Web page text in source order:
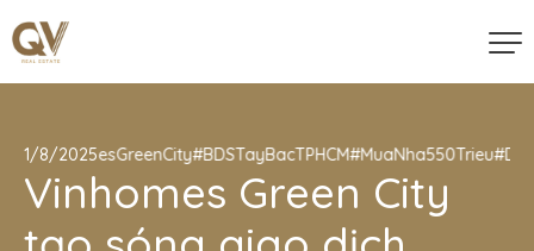
1/8/2025
#VinhomesGreenCity#BDSTayBacTPHCM#MuaNha550Trieu
Vinhomes Green City